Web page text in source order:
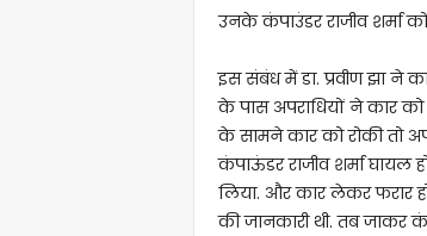
उनके कंपाउंडर राजीव शर्मा
इस संबंध में डा. प्रवीण झा ने
के पास अपराधियों ने कार
के सामने कार को रोकी तो
कंपाऊंडर राजीव शर्मा घायल
लिया. और कार लेकर फरार
की जानकारी थी. तब जाकर